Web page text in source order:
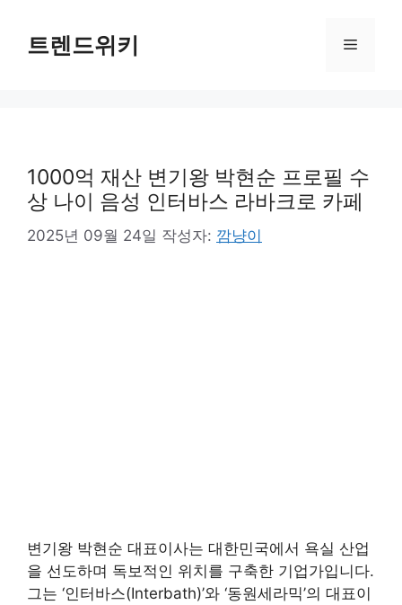
트렌드위키 메
1000억 재산 변기왕 박현순 프로필 수
상 나이 음성 인터바스 라바크로 카페
2025년 09월 24일 작성자: 깜냥이
변기왕 박현순 대표이사는 대한민국에서 욕실 산업
을 선도하며 독보적인 위치를 구축한 기업가입니다.
그는 ‘인터바스(Interbath)’와 ‘동원세라믹’의 대표이